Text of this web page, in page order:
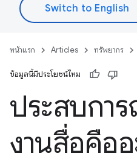
หน้าแรก Articles ทรัพยากร
ข้อมูลนี้มีประโยชน์ไหม
ประสบกา
งานสื่อคืออ